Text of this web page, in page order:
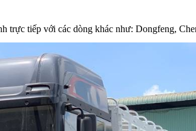
trực tiếp với các dòng khác như: Dongfeng,